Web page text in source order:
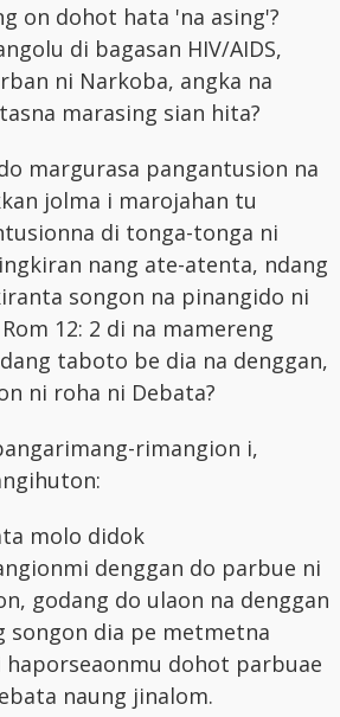
on dohot hata 'na asing'?
di bagasan HIV/AIDS,
ni Narkoba, angka na
marasing sian hita?
margurasa pangantusion na
jolma i marojahan tu
di tonga-tonga ni
nang ate-atenta, ndang
songon na pinangido ni
12: 2 di na mamereng
taboto be dia na denggan,
ni roha ni Debata?
rimangion i,
molo didok
denggan do parbue ni
godang do ulaon na denggan
songon dia pe metmetna
dohot parbuae
naung jinalom.